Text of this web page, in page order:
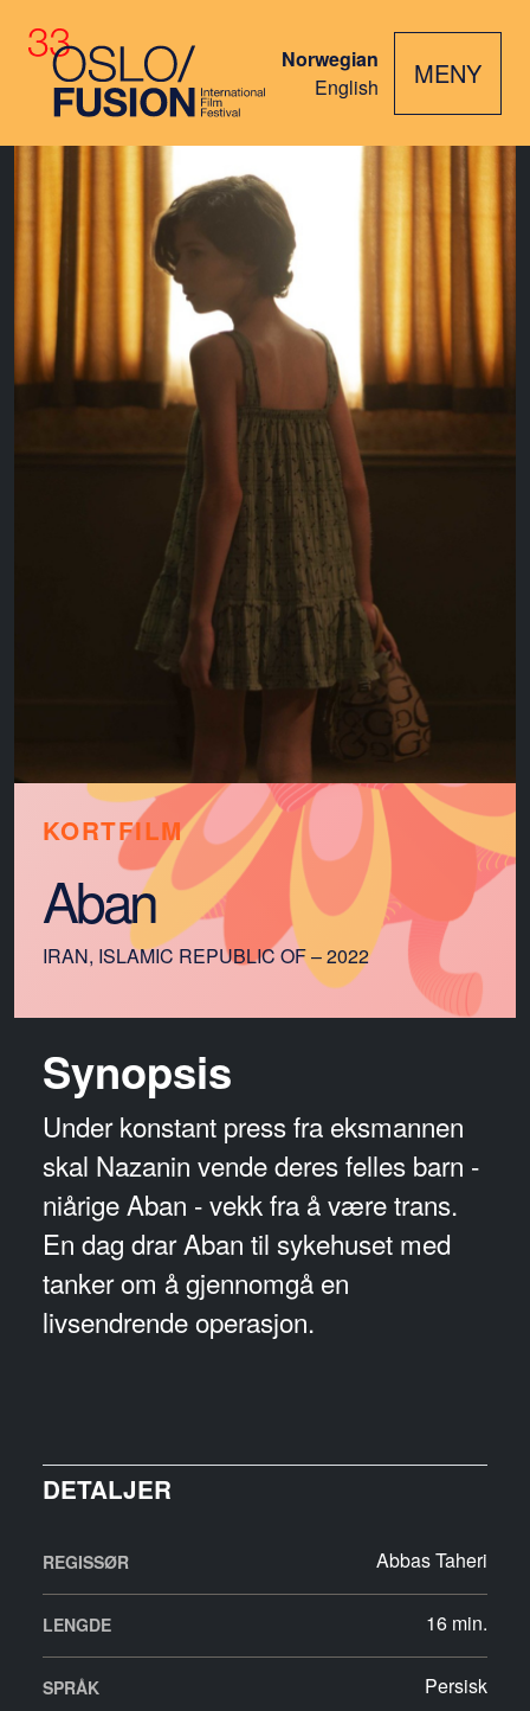
Norwegian
English
MENY
KORTFILM
Aban
IRAN, ISLAMIC REPUBLIC OF – 2022
Synopsis
Under konstant press fra eksmannen
skal Nazanin vende deres felles barn -
niårige Aban - vekk fra å være trans.
En dag drar Aban til sykehuset med
tanker om å gjennomgå en
livsendrende operasjon.
DETALJER
REGISSØR Abbas Taheri
LENGDE 16 min.
SPRÅK Persisk